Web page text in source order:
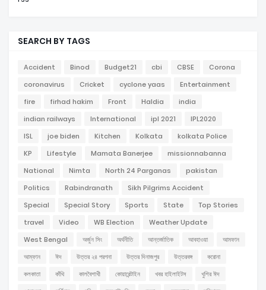
SEARCH BY TAGS
Accident Binod Budget21 cbi CBSE
Corona
coronavirus
Cricket cyclone yaas
Entertainment
fire
firhad hakim Front Haldia
india
indian railways
International ipl 2021
IPL2020
ISL
joe biden Kitchen Kolkata
kolkata Police
KP
Lifestyle Mamata Banerjee
missionnabanna
National
Nimta North 24 Parganas
pakistan
Politics
Rabindranath
Sikh Pilgrims Accident
Special
Special Story Sports State
Top Stories
travel
Video WB Election
Weather Update
West Bengal
অর্জুন সিং অর্থনীতি আন্তর্জাতিক আবহাওয়া
আমফান
আম্ফান
ঈদ উত্তর ২৪ পরগনা উত্তর দিনাজপুর উত্তরবঙ্গ
করোনা
কলকাতা
কাঁথি কালবৈশাখী কোয়ারেন্টাইন খবর হাইলাইটস
খুশির ঈদ